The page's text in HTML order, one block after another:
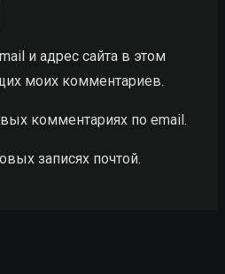
и адрес сайта в этом
моих комментариев.
комментариях по email.
записях почтой.